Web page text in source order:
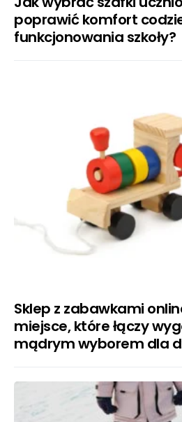
poprawić komfort
funkcjonowania szkoły?
Sklep z zabawkami
miejsce, które łączy
mądrym wyborem dla